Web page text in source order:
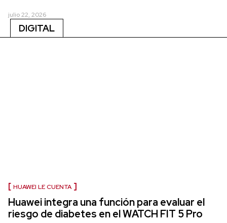
julio 22, 2026
DIGITAL
HUAWEI LE CUENTA
Huawei integra una función para evaluar el
riesgo de diabetes en el WATCH FIT 5 Pro